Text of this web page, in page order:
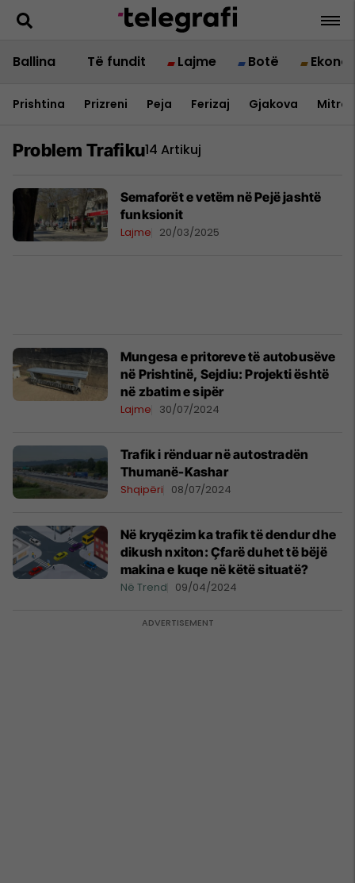
Ballina Të fundit Lajme Botë
Prishtina Prizreni Peja Ferizaj Gjakova
Problem Trafiku14 Artikuj
Semaforët e vetëm në Pejë jashtë
funksionit
Lajme 20/03/2025
Mungesa e pritoreve të autobusëve
në Prishtinë, Sejdiu: Projekti është
në zbatim e sipër
Lajme 30/07/2024
Trafik i rënduar në autostradën
Thumanë-Kashar
Shqipëri 08/07/2024
Në kryqëzim ka trafik të dendur dhe
dikush nxiton: Çfarë duhet të bëjë
makina e kuqe në këtë situatë?
Në Trend 09/04/2024